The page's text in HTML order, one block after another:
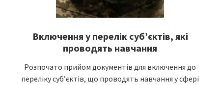
Включення у перелік суб’єктів, які
проводять навчання
Розпочато прийом документів для включення до
переліку суб’єктів, що проводять навчання у сфері